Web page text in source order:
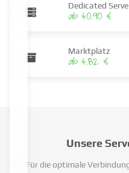
Dedicated
ab 40.90 €
Marktplatz
ab 4.82 €
Unsere
Für die optimale